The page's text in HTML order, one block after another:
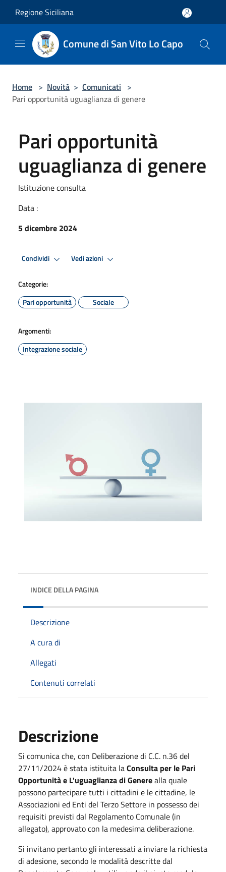
Regione Siciliana
Comune di San Vito Lo Capo
Home > Novità > Comunicati >
Pari opportunità uguaglianza di genere
Pari opportunità
uguaglianza di genere
Istituzione consulta
Data :
5 dicembre 2024
Condividi Vedi azioni
Categorie:
Pari opportunità
Sociale
Argomenti:
Integrazione sociale
INDICE DELLA PAGINA
Descrizione
A cura di
Allegati
Contenuti correlati
Descrizione
Si comunica che, con Deliberazione di C.C. n.36 del
27/11/2024 è stata istituita laConsulta per le Pari
Opportunità e L'uguaglianza di Generealla quale
possono partecipare tutti i cittadini e le cittadine, le
Associazioni ed Enti del Terzo Settore in possesso dei
requisiti previsti dal Regolamento Comunale (in
allegato), approvato con la medesima deliberazione.
Si invitano pertanto gli interessati a inviare la richiesta
di adesione, secondo le modalità descritte dal